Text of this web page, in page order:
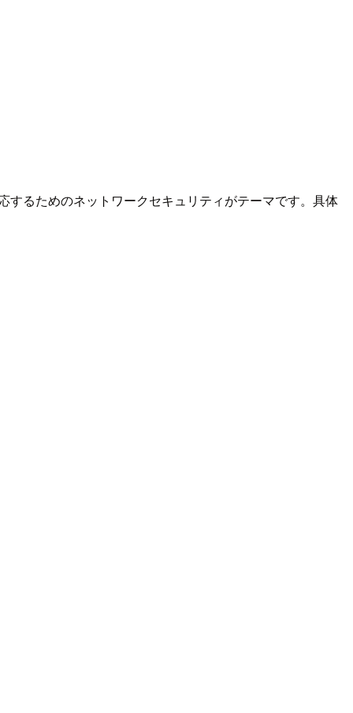
るためのネットワークセキュリティがテーマです。具体